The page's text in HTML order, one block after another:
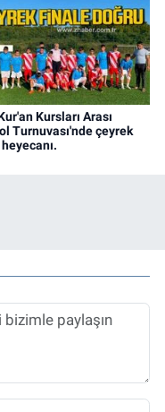
Kursları Arası
Turnuvası'nde çeyrek